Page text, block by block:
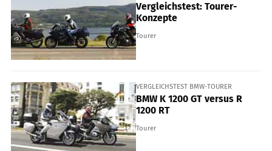
Vergleichstest: Tourer-
Konzepte
Tourer
VERGLEICHSTEST BMW-TOURER
BMW K 1200 GT versus R
1200 RT
Tourer